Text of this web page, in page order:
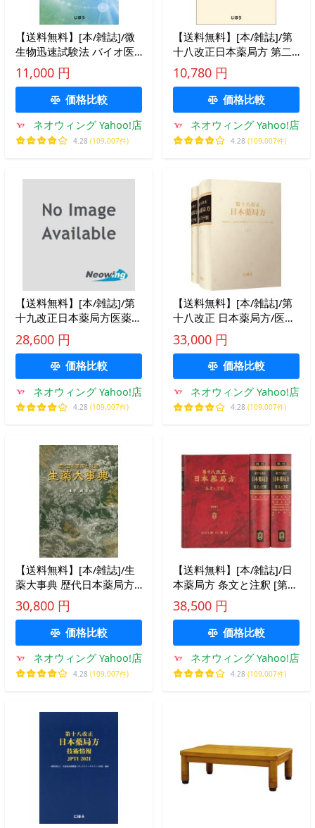
【送料無料】[本/雑誌]/微
生物迅速試験法 バイオ医
薬品等の品質管 (第17改正
日本薬局方参考情報新規収
載)/佐々木次雄/監修 医薬
品医療機器レギュラトリ
11,000 円
価格比較
ネオウィング Yahoo!店
4.28 (109,007件)
【送料無料】[本/雑誌]/第
十八改正日本薬局方 第二
追補/医薬品医療機器レギ
ュラトリーサイエンス財
10,780 円
価格比較
ネオウィング Yahoo!店
4.28 (109,007件)
【送料無料】[本/雑誌]/第
十九改正日本薬局方医薬品
情報 JPDI2026/日本薬剤師
研修センター/編集
28,600 円
価格比較
ネオウィング Yahoo!店
4.28 (109,007件)
【送料無料】[本/雑誌]/第
十八改正 日本薬局方/医薬
品医療機器レギュラトリー
サイエンス財団/編集
33,000 円
価格比較
ネオウィング Yahoo!店
4.28 (109,007件)
【送料無料】[本/雑誌]/生
薬大事典 歴代日本薬局方
収載/木下武司/著
30,800 円
価格比較
ネオウィング Yahoo!店
4.28 (109,007件)
【送料無料】[本/雑誌]/日
本薬局方 条文と注釈 [第18
改正]/日本薬局方解説書編
集委員会/編
38,500 円
価格比較
ネオウィング Yahoo!店
4.28 (109,007件)